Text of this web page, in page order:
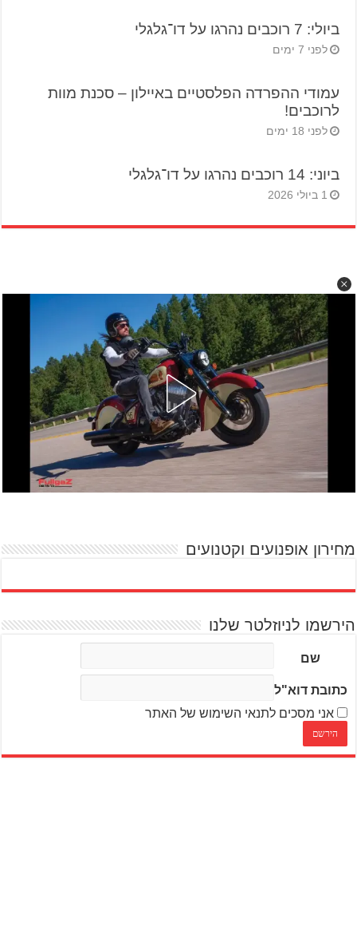
ביולי: 7 רוכבים נהרגו על דו־גלגלי
לפני 7 ימים
עמודי ההפרדה הפלסטיים באיילון – סכנת מוות
לרוכבים!
לפני 18 ימים
ביוני: 14 רוכבים נהרגו על דו־גלגלי
1 ביולי 2026
מחירון אופנועים וקטנועים
הירשמו לניוזלטר שלנו
שם
כתובת דוא"ל
אני מסכים לתנאי השימוש של האתר